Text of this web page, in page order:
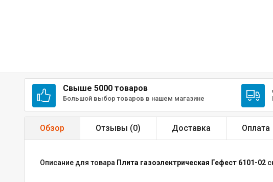
Свыше 5000 товаров
Большой выбор товаров в нашем магазине
Обзор Отзывы (0) Доставка Оплата
Описание для товара Плита газоэлектрическая Гефест 6101-02